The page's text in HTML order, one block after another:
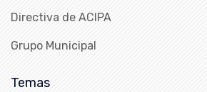
Directiva de ACIPA
Grupo Municipal
Temas